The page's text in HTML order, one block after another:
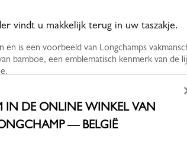
vindt u makkelijk terug in uw taszakje.
en is een voorbeeld van Longchamps
bamboe, een emblematisch kenmerk van de
IN DE ONLINE WINKEL VAN
— BELGIË